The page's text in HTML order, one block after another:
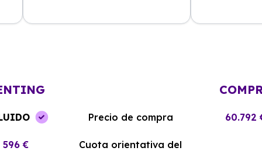
Precio de compra 60.792
596 €
Cuota orientativa del